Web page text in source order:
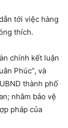
tới việc hàng
thích.
chính kết luận
Phúc”, và
thành phố
nhằm bảo vệ
pháp của